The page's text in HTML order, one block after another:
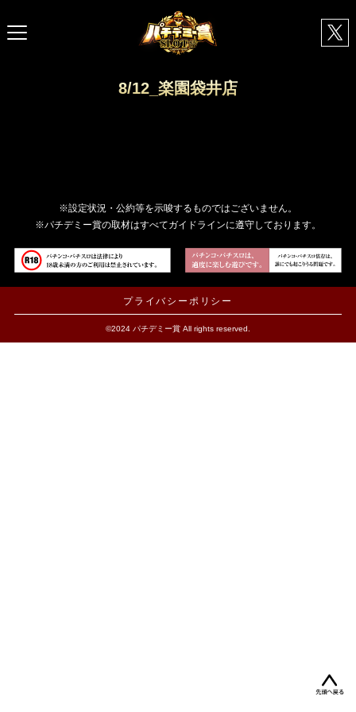
8/12_楽園袋井店
※設定状況・公約等を示唆するものではございません。
※パチデミー賞の取材はすべてガイドラインに遵守しております。
プライバシーポリシー
©2024 パチデミー賞 All rights reserved.